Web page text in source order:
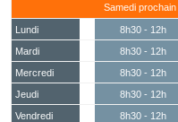
Samedi prochain
Lundi 8h30 - 12h
Mardi
8h30 - 12h
Mercredi
8h30 - 12h
Jeudi
8h30 - 12h
Vendredi
8h30 - 12h